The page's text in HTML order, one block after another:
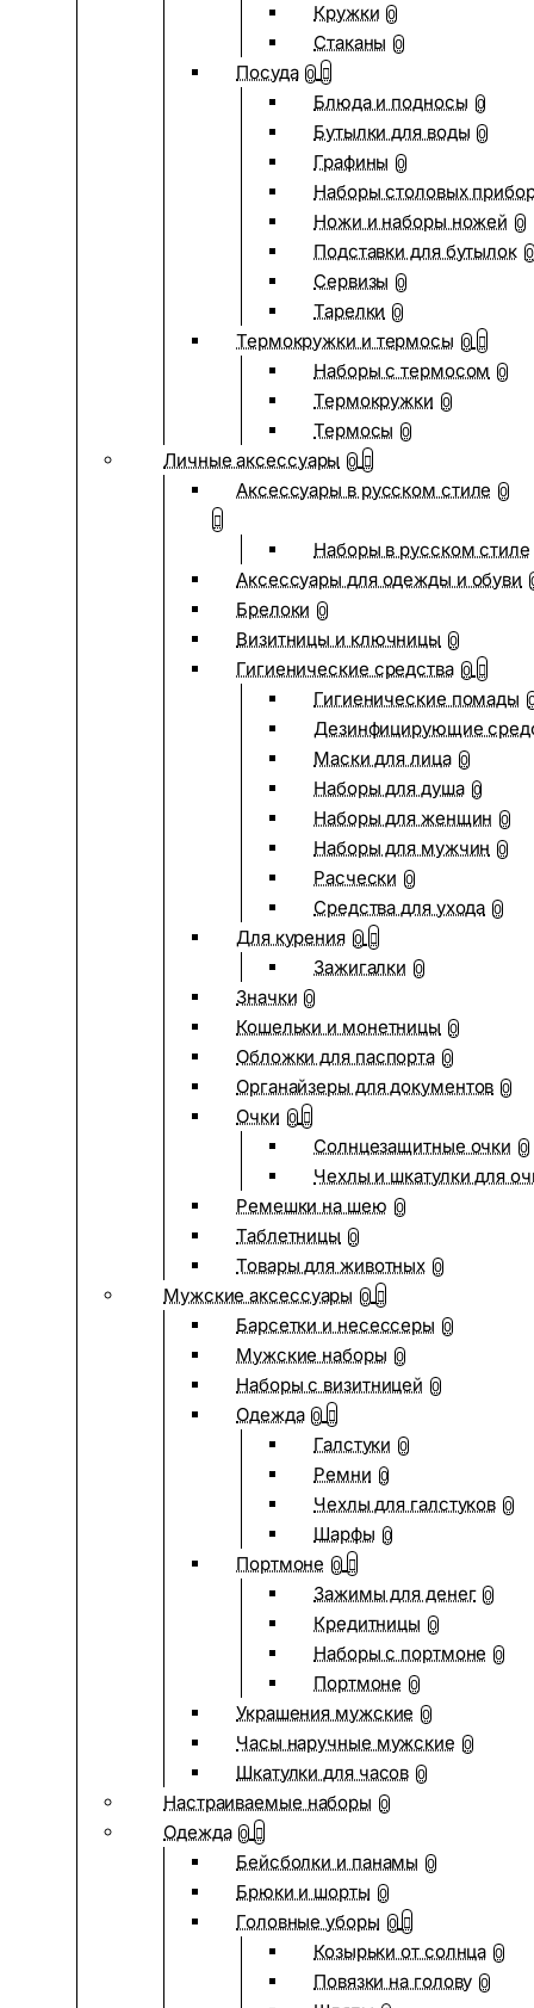
Кружки 0
Стаканы 0
Посуда 0
Блюда и подносы 0
Бутылки для воды 0
Графины 0
Наборы столовых
Ножи и наборы ножей 0
Подставки для бутылок 0
Сервизы 0
Тарелки 0
Термокружки и термосы 0
Наборы с термосом 0
Термокружки 0
Термосы 0
Личные аксессуары 0
Аксессуары в русском стиле 0
Наборы в русском стиле
Аксессуары для одежды и обуви
Брелоки 0
Визитницы и ключницы 0
Гигиенические средства 0
Гигиенические помады
Дезинфицирующие
Маски для лица 0
Наборы для душа 0
Наборы для женщин 0
Наборы для мужчин 0
Расчески 0
Средства для ухода 0
Для курения 0
Зажигалки 0
Значки 0
Кошельки и монетницы 0
Обложки для паспорта 0
Органайзеры для документов 0
Очки 0
Солнцезащитные очки 0
Чехлы и шкатулки для
Ремешки на шею 0
Таблетницы 0
Товары для животных 0
Мужские аксессуары 0
Барсетки и несессеры 0
Мужские наборы 0
Наборы с визитницей 0
Одежда 0
Галстуки 0
Ремни 0
Чехлы для галстуков 0
Шарфы 0
Портмоне 0
Зажимы для денег 0
Кредитницы 0
Наборы с портмоне 0
Портмоне 0
Украшения мужские 0
Часы наручные мужские 0
Шкатулки для часов 0
Настраиваемые наборы 0
Одежда 0
Бейсболки и панамы 0
Брюки и шорты 0
Головные уборы 0
Козырьки от солнца 0
Повязки на голову 0